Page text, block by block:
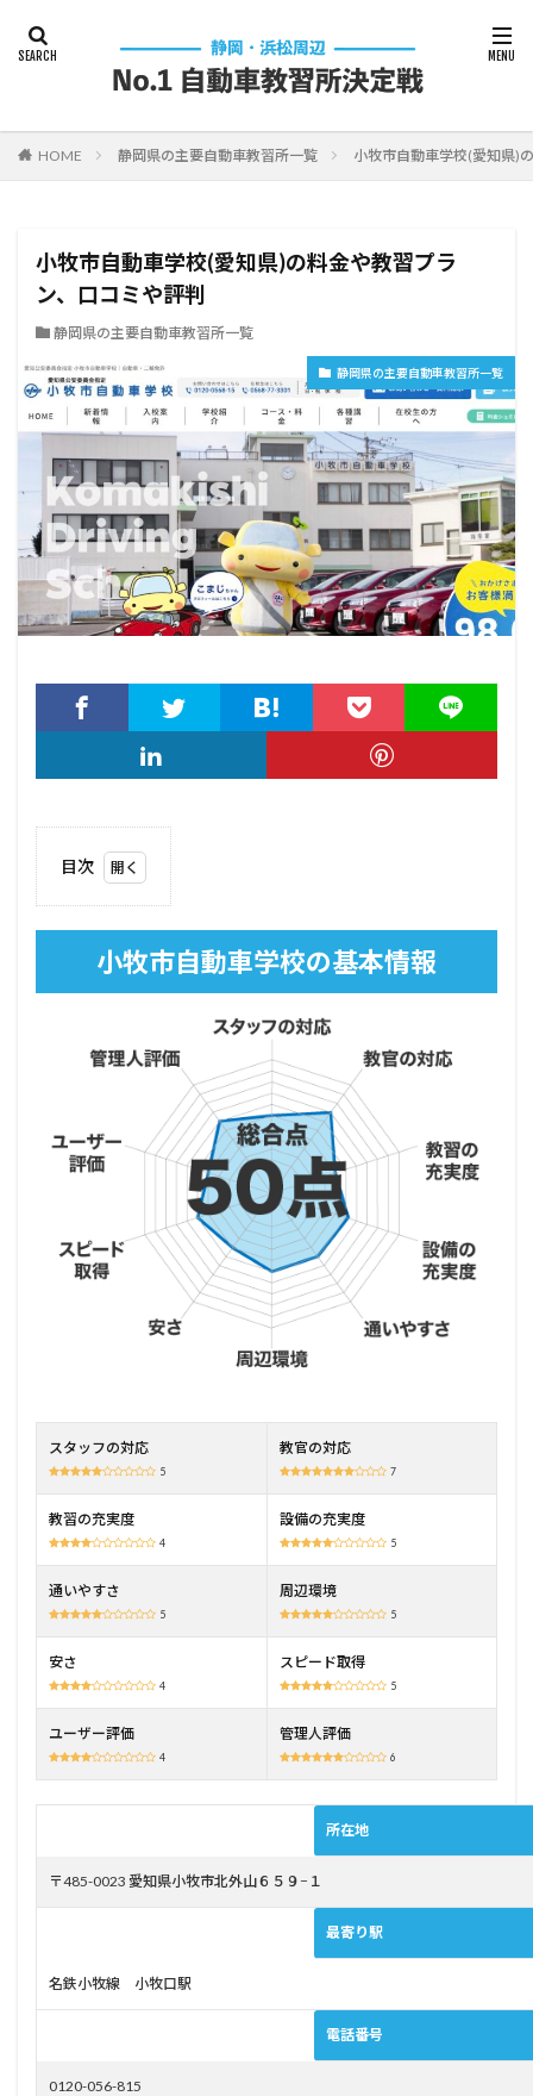
HOME 静岡県の主要自動車教習所一覧 小牧市自動車学校(愛知県)
小牧市自動車学校(愛知県)の料金や教習プラ
ン、口コミや評判
静岡県の主要自動車教習所一覧
静岡県の主要自動車教習所一覧
目次
市自
動車
学校
2.1
スケ
制
2.3
送迎
宅付
で
3
小牧
市自
学校
の料
金
4
学校
をお
たい
った
小牧市自動車学校の基本情報
スタッフの対応
5
教官の対応
7
教習の充実度
4
設備の充実度
5
通いやすさ
5
周辺環境
5
安さ
4
スピード取得
5
ユーザー評価
4
管理人評価
6
所在地
〒485-0023 愛知県小牧市北外山６５９−１
最寄り駅
名鉄小牧線 小牧口駅
電話番号
0120-056-815